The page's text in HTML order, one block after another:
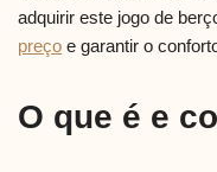
adquirir este jogo de
preço e garantir o
O que é e